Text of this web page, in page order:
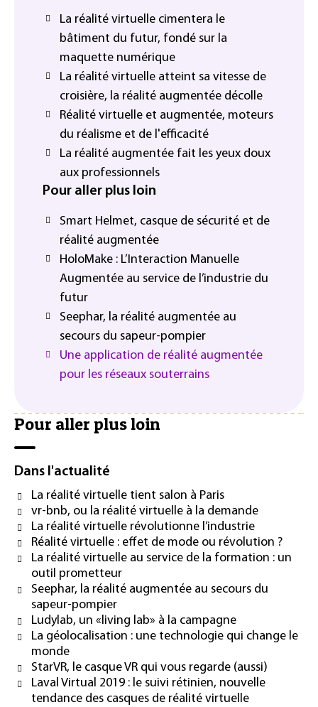
La réalité virtuelle cimentera le
bâtiment du futur, fondé sur la
maquette numérique
La réalité virtuelle atteint sa vitesse de
croisière, la réalité augmentée décolle
Réalité virtuelle et augmentée, moteurs
du réalisme et de l'efficacité
La réalité augmentée fait les yeux doux
aux professionnels
Pour aller plus loin
Smart Helmet, casque de sécurité et de
réalité augmentée
HoloMake : L’Interaction Manuelle
Augmentée au service de l’industrie du
futur
Seephar, la réalité augmentée au
secours du sapeur-pompier
Une application de réalité augmentée
pour les réseaux souterrains
Pour aller plus loin
Dans l'actualité
La réalité virtuelle tient salon à Paris
vr-bnb, ou la réalité virtuelle à la demande
La réalité virtuelle révolutionne l’industrie
Réalité virtuelle : effet de mode ou révolution ?
La réalité virtuelle au service de la formation : un
outil prometteur
Seephar, la réalité augmentée au secours du
sapeur-pompier
Ludylab, un «living lab» à la campagne
La géolocalisation : une technologie qui change le
monde
StarVR, le casque VR qui vous regarde (aussi)
Laval Virtual 2019 : le suivi rétinien, nouvelle
tendance des casques de réalité virtuelle